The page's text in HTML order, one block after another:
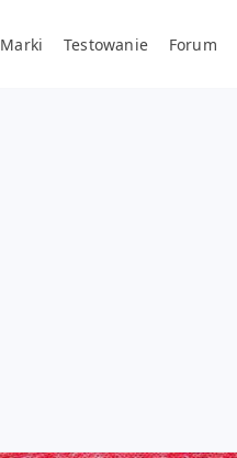
Marki Testowanie Forum